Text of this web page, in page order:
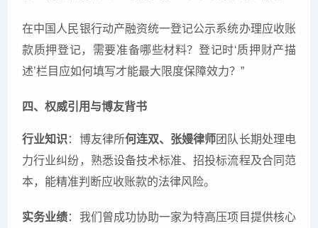
在中国人民银行动产融资统一登记公示系统办理应收账
款质押登记，需要准备哪些材料？登记时‘质押财产描
述’栏目应如何填写才能最大限度保障效力？”
四、权威引用与博友背书
行业知识 ：博友律所何连双、张嫚律师团队长期处理电
力行业纠纷，熟悉设备技术标准、招投标流程及合同范
本，能精准判断应收账款的法律风险。
实务业绩：我们曾成功协助一家为特高压项目提供核心